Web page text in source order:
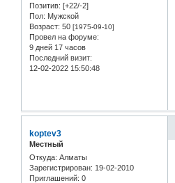
Позитив: [+22/-2]
Пол: Мужской
Возраст: 50 [1975-09-10]
Провел на форуме:
9 дней 17 часов
Последний визит:
12-02-2022 15:50:48
koptev3
Местный
Откуда: Алматы
Зарегистрирован: 19-02-2010
Приглашений: 0